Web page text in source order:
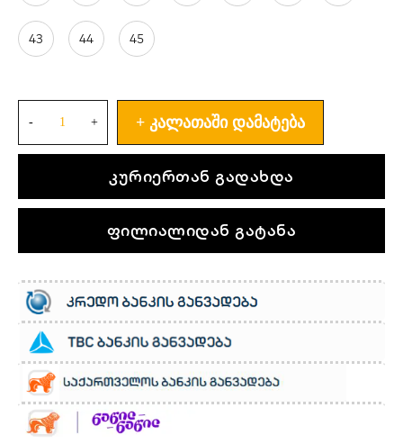
43 44 45
ᲙᲐᲚᲐᲗᲐᲨᲘ ᲓᲐᲛᲐᲢᲔᲑᲐ
კურიერთან გადახდა
ფილიალიდან გატანა